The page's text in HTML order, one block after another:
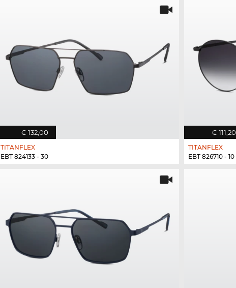
€ 132,00
TITANFLEX
EBT 824133 - 30
€ 111,20
TITANFLEX
EBT 826710 - 10